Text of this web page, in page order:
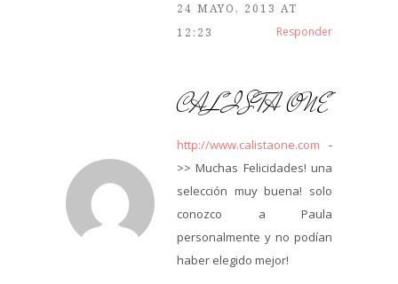
24 MAYO, 2013 AT
12:23
Responder
CALISTA ONE
http://www.calistaone.com -
>> Muchas Felicidades! una
selección muy buena! solo
conozco a Paula
personalmente y no podían
haber elegido mejor!